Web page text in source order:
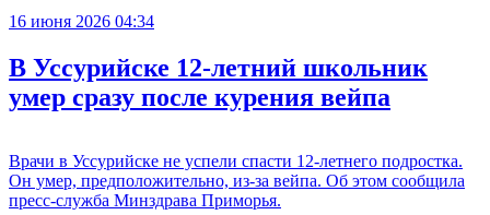
16 июня 2026 04:34
В Уссурийске 12-летний школьник
умер сразу после курения вейпа
Врачи в Уссурийске не успели спасти 12-летнего подростка.
Он умер, предположительно, из-за вейпа. Об этом сообщила
пресс-служба Минздрава Приморья.